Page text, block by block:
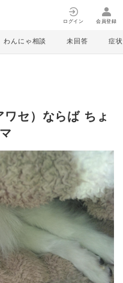
ログイン 会員登録
わんにゃ相談 未回答 症状
セ）ならば ちょ